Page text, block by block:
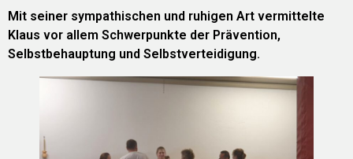
Mit seiner sympathischen und ruhigen Art vermittelte
Klaus vor allem Schwerpunkte der Prävention,
Selbstbehauptung und Selbstverteidigung.